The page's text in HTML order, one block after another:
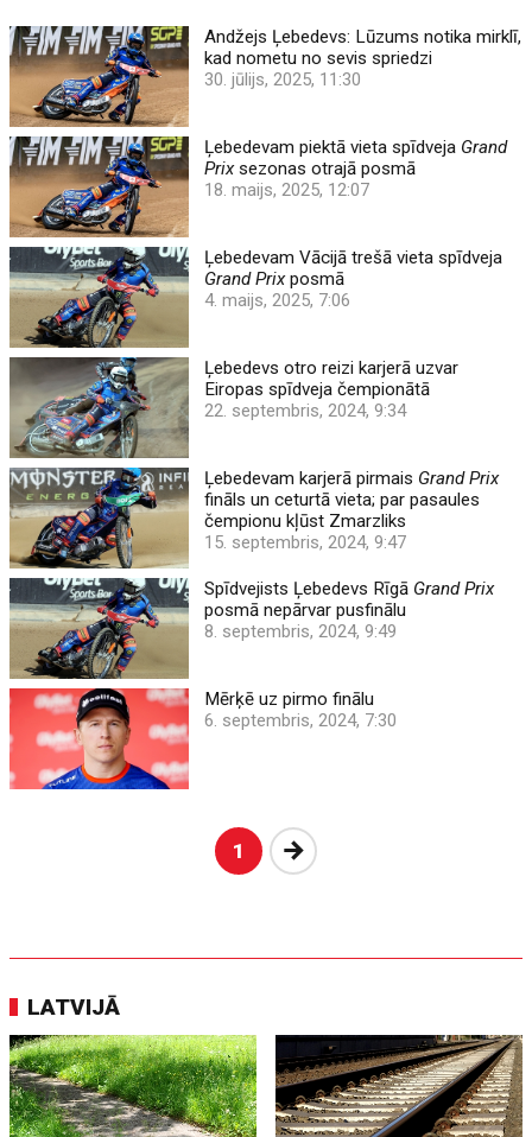
Andžejs Ļebedevs: Lūzums notika mirklī,
kad nometu no sevis spriedzi
30. jūlijs, 2025, 11:30
Ļebedevam piektā vieta spīdveja Grand
Prixsezonas otrajā posmā
18. maijs, 2025, 12:07
Ļebedevam Vācijā trešā vieta spīdveja
Grand Prixposmā
4. maijs, 2025, 7:06
Ļebedevs otro reizi karjerā uzvar
Eiropas spīdveja čempionātā
22. septembris, 2024, 9:34
Ļebedevam karjerā pirmais Grand Prix
fināls un ceturtā vieta; par pasaules
čempionu kļūst Zmarzliks
15. septembris, 2024, 9:47
Spīdvejists Ļebedevs Rīgā Grand Prix
posmā nepārvar pusfinālu
8. septembris, 2024, 9:49
Mērķē uz pirmo finālu
6. septembris, 2024, 7:30
1 Nākošā
LATVIJĀ